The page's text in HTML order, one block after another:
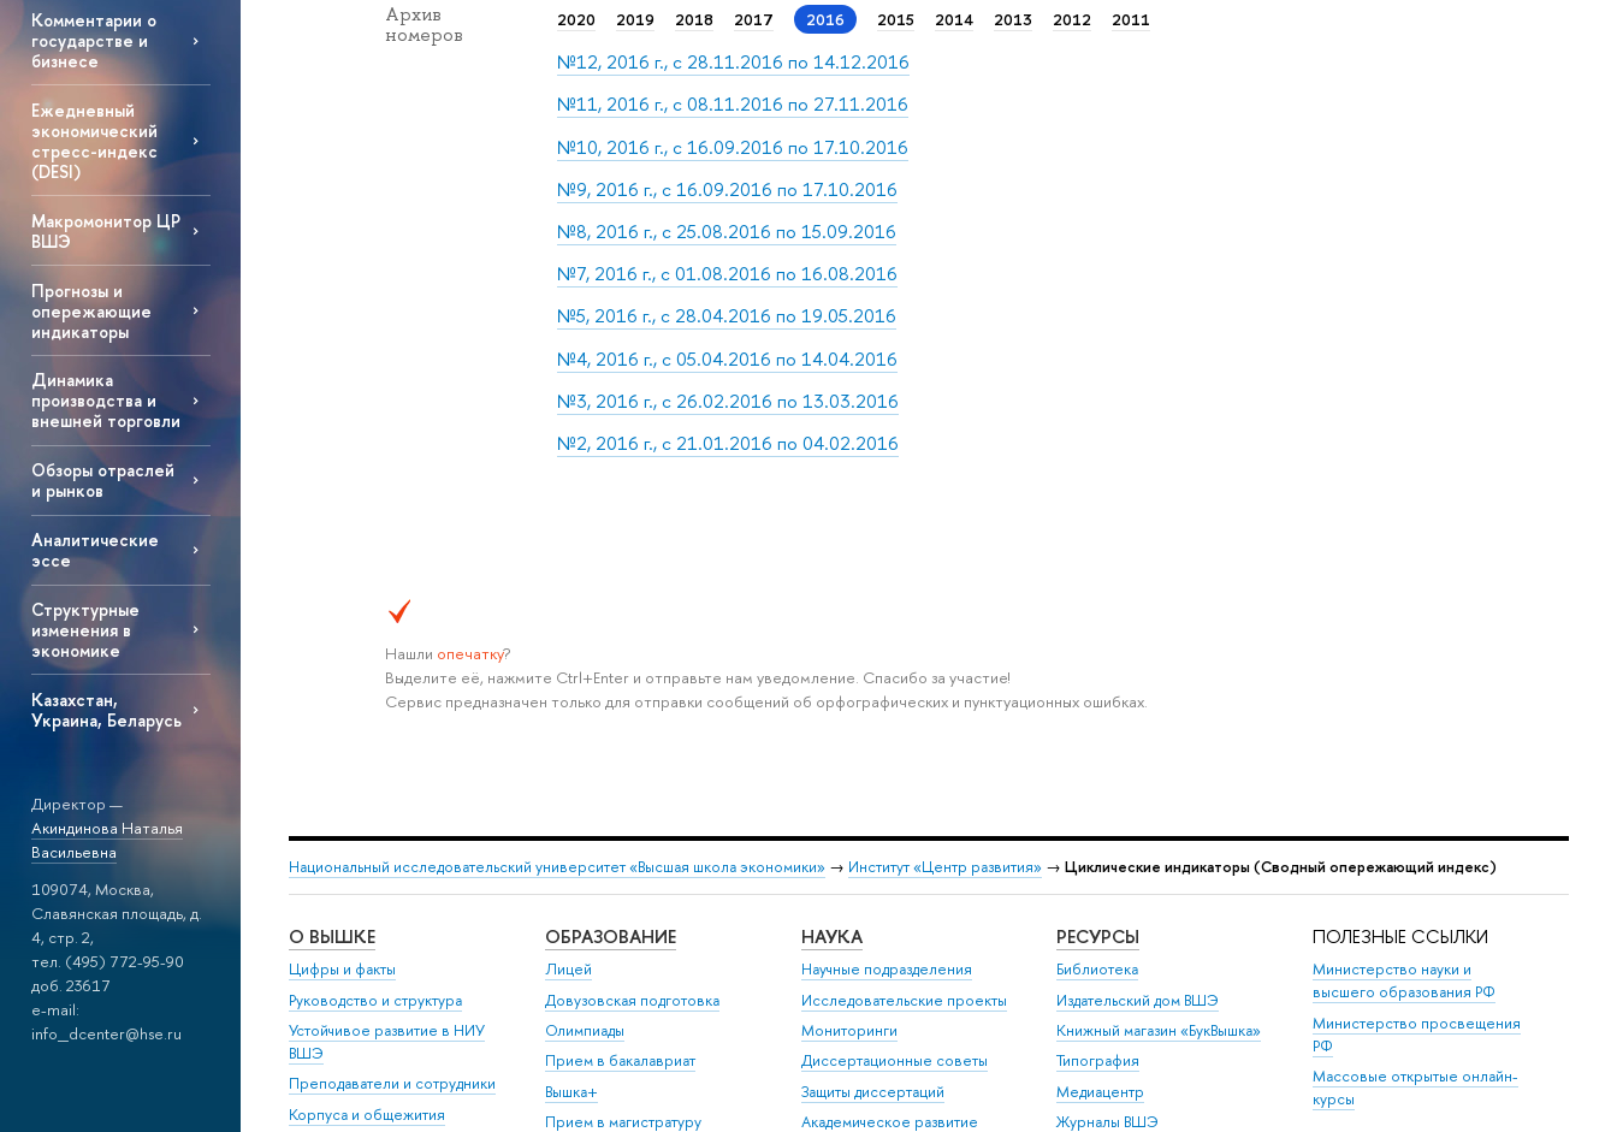
Комментарии о
государстве и
бизнесе
Ежедневный
экономический
стресс-индекс
(DESI)
Макромонитор ЦР
ВШЭ
Прогнозы и
опережающие
индикаторы
Динамика
производства и
внешней торговли
Обзоры отраслей
и рынков
Аналитические
эссе
Структурные
изменения в
экономике
Казахстан,
Украина, Беларусь
Директор —
Акиндинова Наталья
Васильевна
109074, Москва,
Славянская площадь, д.
4, стр. 2,
тел. (495) 772-95-90
доб. 23617
e-mail:
info_dcenter@hse.ru
Архив
номеров
2020 2019 2018 2017 2016 2015 2014 2013 2012 2011
№12, 2016 г., с 28.11.2016 по 14.12.2016
№11, 2016 г., с 08.11.2016 по 27.11.2016
№10, 2016 г., с 16.09.2016 по 17.10.2016
№9, 2016 г., с 16.09.2016 по 17.10.2016
№8, 2016 г., с 25.08.2016 по 15.09.2016
№7, 2016 г., с 01.08.2016 по 16.08.2016
№5, 2016 г., с 28.04.2016 по 19.05.2016
№4, 2016 г., с 05.04.2016 по 14.04.2016
№3, 2016 г., с 26.02.2016 по 13.03.2016
№2, 2016 г., с 21.01.2016 по 04.02.2016
Нашли опечатку?
Выделите её, нажмите Ctrl+Enter и отправьте нам уведомление. Спасибо за участие!
Сервис предназначен только для отправки сообщений об орфографических и пунктуационных ошибках.
Национальный исследовательский университет «Высшая школа экономики» → Институт «Центр развития» → Циклические индикаторы (Сводный опережающий индекс)
О ВЫШКЕ
Цифры и факты
Руководство и структура
Устойчивое развитие в НИУ
ВШЭ
Преподаватели и сотрудники
Корпуса и общежития
ОБРАЗОВАНИЕ
Лицей
Довузовская подготовка
Олимпиады
Прием в бакалавриат
Вышка+
Прием в магистратуру
НАУКА
Научные подразделения
Исследовательские проекты
Мониторинги
Диссертационные советы
Защиты диссертаций
Академическое развитие
РЕСУРСЫ
Библиотека
Издательский дом ВШЭ
Книжный магазин «БукВышка»
Типография
Медиацентр
Журналы ВШЭ
ПОЛЕЗНЫЕ ССЫЛКИ
Министерство науки и
высшего образования РФ
Министерство просвещения
РФ
Массовые открытые онлайн-
курсы